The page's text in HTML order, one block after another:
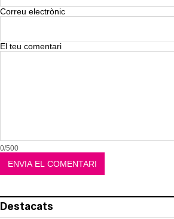
Correu electrònic
El teu comentari
0/500
Destacats